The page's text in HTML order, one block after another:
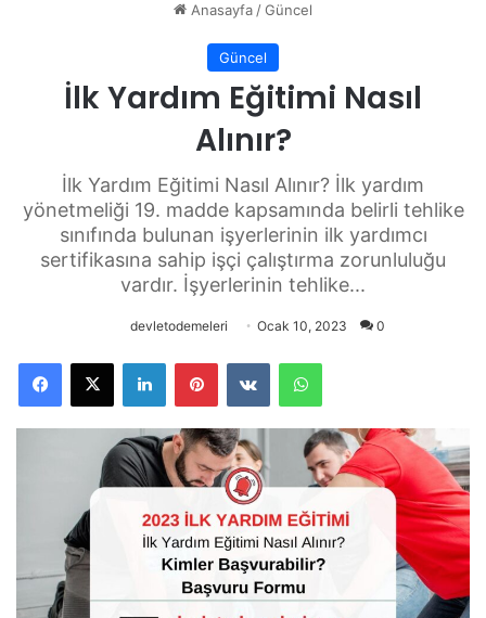
Anasayfa/Güncel
Güncel
İlk Yardım Eğitimi Nasıl
Alınır?
İlk Yardım Eğitimi Nasıl Alınır? İlk yardım
yönetmeliği 19. madde kapsamında belirli tehlike
sınıfında bulunan işyerlerinin ilk yardımcı
sertifikasına sahip işçi çalıştırma zorunluluğu
vardır. İşyerlerinin tehlike...
devletodemeleri Ocak 10, 2023 0